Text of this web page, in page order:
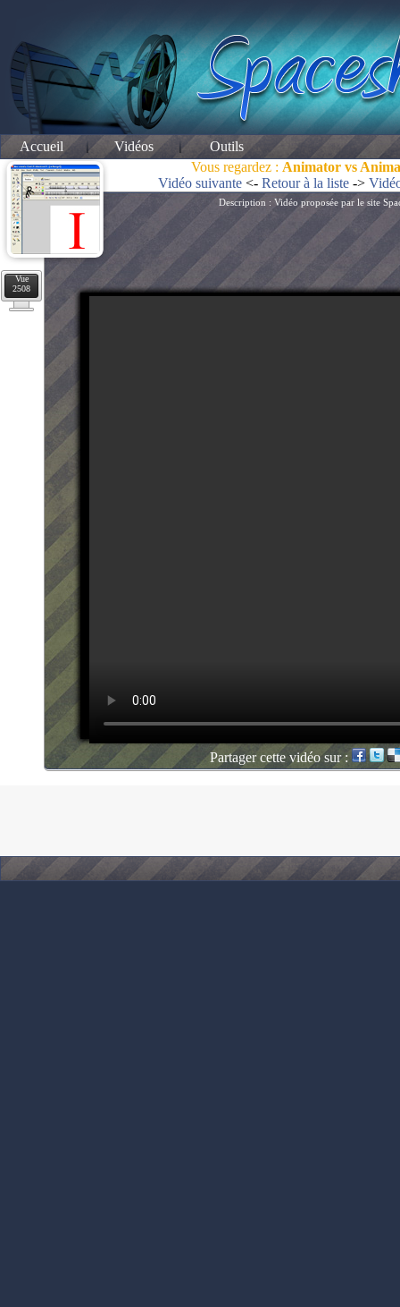
Accueil Vidéos
Outils
Vous regardez : Animator vs
Vidéo suivante <- Retour à la liste ->
Description : Vidéo proposée par le site
Vue
2508
Partager cette vidéo sur :